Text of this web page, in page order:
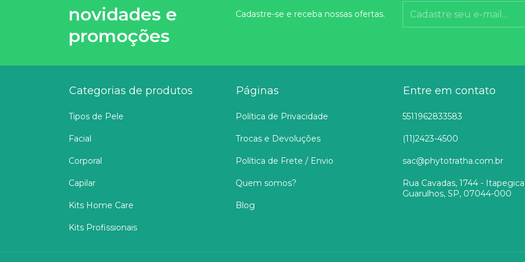
novidades e
promoções
Cadastre-se e receba nossas ofertas.
Categorias de produtos
Tipos de Pele
Facial
Corporal
Capilar
Kits Home Care
Kits Profissionais
Páginas
Política de Privacidade
Trocas e Devoluções
Política de Frete / Envio
Quem somos?
Blog
Entre em contato
5511962833583
(11)2423-4500
sac@phytotratha.com.br
Rua Cavadas, 1744 -
Guarulhos, SP, 07044-000